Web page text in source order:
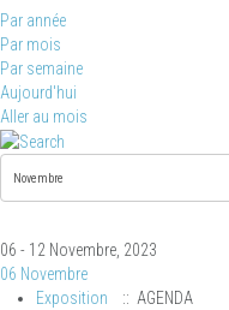
Par année
Par mois
Par semaine
Aujourd'hui
Aller au mois
06 - 12 Novembre, 2023
06 Novembre
Exposition
:: AGENDA